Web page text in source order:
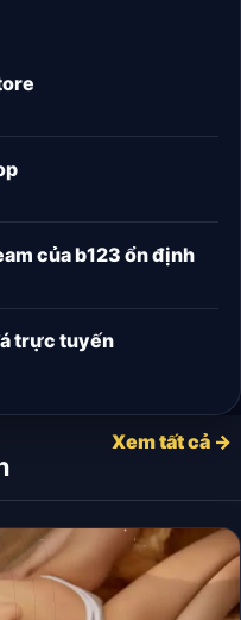
của b123 ổn định
trực tuyến
Xem tất cả →